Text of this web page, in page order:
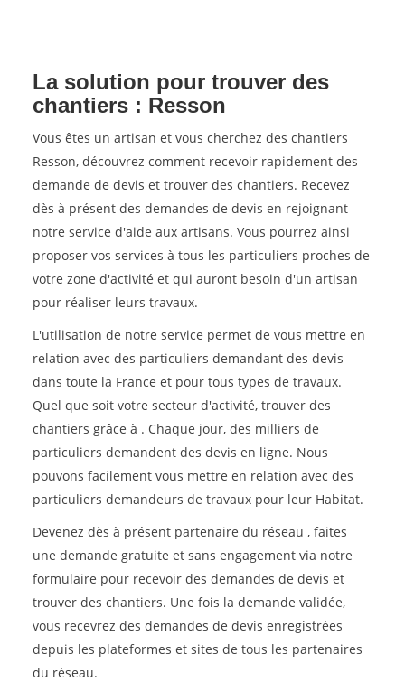
La solution pour trouver des
chantiers : Resson
Vous êtes un artisan et vous cherchez des chantiers
Resson, découvrez comment recevoir rapidement des
demande de devis et trouver des chantiers. Recevez
dès à présent des demandes de devis en rejoignant
notre service d'aide aux artisans. Vous pourrez ainsi
proposer vos services à tous les particuliers proches de
votre zone d'activité et qui auront besoin d'un artisan
pour réaliser leurs travaux.
L'utilisation de notre service permet de vous mettre en
relation avec des particuliers demandant des devis
dans toute la France et pour tous types de travaux.
Quel que soit votre secteur d'activité, trouver des
chantiers grâce à . Chaque jour, des milliers de
particuliers demandent des devis en ligne. Nous
pouvons facilement vous mettre en relation avec des
particuliers demandeurs de travaux pour leur Habitat.
Devenez dès à présent partenaire du réseau , faites
une demande gratuite et sans engagement via notre
formulaire pour recevoir des demandes de devis et
trouver des chantiers. Une fois la demande validée,
vous recevrez des demandes de devis enregistrées
depuis les plateformes et sites de tous les partenaires
du réseau.